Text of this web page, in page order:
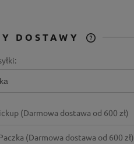
DOSTAWY
(Darmowa dostawa od 600 zł)
(Darmowa dostawa od 600 zł)